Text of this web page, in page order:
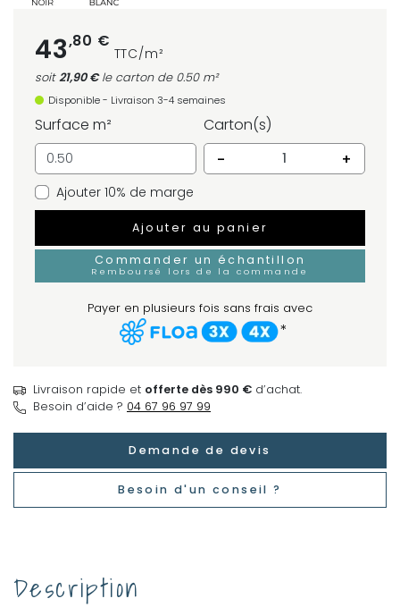
43,80 €
TTC/m²
soit21,90 €le carton de 0.50 m²
Disponible - Livraison 3-4 semaines
Surface m²
Carton(s)
-
+
Ajouter 10% de marge
Ajouter au panier
Commander un échantillon
Remboursé lors de la commande
Payer en plusieurs fois sans frais avec
*
Livraison rapide et offerte dès 990 € d’achat.
Besoin d’aide ? 04 67 96 97 99
Demande de devis
Besoin d'un conseil ?
Description